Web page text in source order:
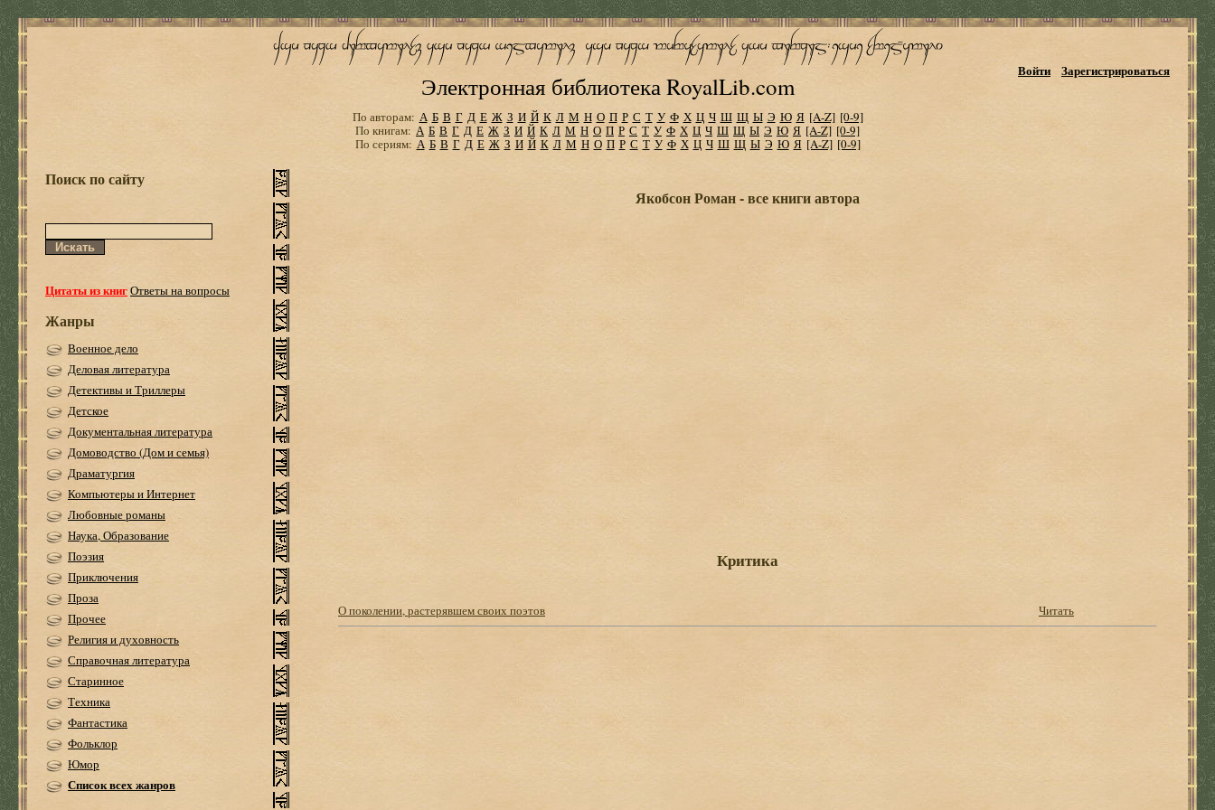
Электронная библиотека RoyalLib.com
Войти Зарегистрироваться
По авторам: А Б В Г Д Е Ж З И Й К Л М Н О П Р С Т У Ф Х Ц Ч Ш Щ Ы Э Ю Я [A-Z] [0-9]
По книгам: А Б В Г Д Е Ж З И Й К Л М Н О П Р С Т У Ф Х Ц Ч Ш Щ Ы Э Ю Я [A-Z] [0-9]
По сериям: А Б В Г Д Е Ж З И Й К Л М Н О П Р С Т У Ф Х Ц Ч Ш Щ Ы Э Ю Я [A-Z] [0-9]
Поиск по сайту
Цитаты из книгОтветы на вопросы
Жанры
Военное дело
Деловая литература
Детективы и Триллеры
Детское
Документальная литература
Домоводство (Дом и семья)
Драматургия
Компьютеры и Интернет
Любовные романы
Наука, Образование
Поэзия
Приключения
Проза
Прочее
Религия и духовность
Справочная литература
Старинное
Техника
Фантастика
Фольклор
Юмор
Список всех жанров
Якобсон Роман - все книги автора
Критика
О поколении, растерявшем своих поэтов Читать